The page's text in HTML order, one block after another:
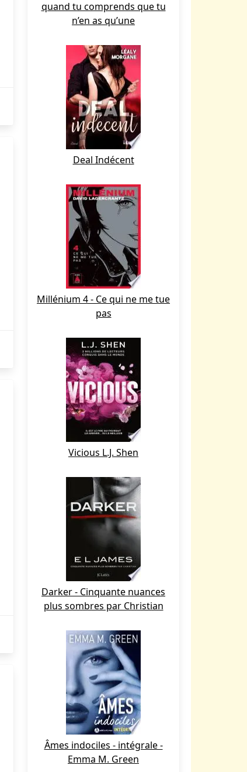
quand tu comprends que tu
n’en as qu’une
Deal Indécent
Millénium 4 - Ce qui ne me tue
pas
Vicious L.J. Shen
Darker - Cinquante nuances
plus sombres par Christian
Âmes indociles - intégrale -
Emma M. Green